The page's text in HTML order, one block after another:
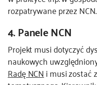
rozpatrywane przez NCN.
4. Panele NCN
Projekt musi dotyczyć
naukowych
Radę NCNi musi zostać